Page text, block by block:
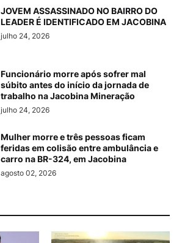
JOVEM ASSASSINADO NO BAIRRO DO
LEADER É IDENTIFICADO EM JACOBINA
julho 24, 2026
Funcionário morre após sofrer mal
súbito antes do início da jornada de
trabalho na Jacobina Mineração
julho 24, 2026
Mulher morre e três pessoas ficam
feridas em colisão entre ambulância e
carro na BR-324, em Jacobina
agosto 02, 2026